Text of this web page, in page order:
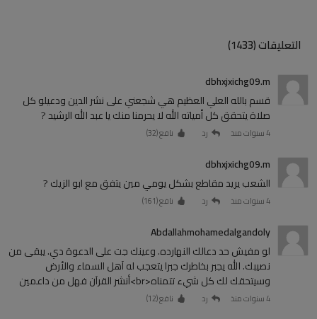
التعليقات (1433)
dbhxjxichg09.m
قسم بالله العلي العظيم هي شجعني على نشر الدين ودعيلو كل
صلاة يتحقق كل أمياته الله لا يحرمنا منك يا عبد الله الرشيد ?
4 سنوات منذ رد نافع (32
)
dbhxjxichg09.m
الشعب يريد مقاطع بشكل يومي مين يتفق مع ابو الزيك ?
4 سنوات منذ رد نافع (161
)
Abdallahmohamedalgandoly
لو مفيش حد دعالك النهارده. وعينك جت على الدعوة دي. يبقى من
نصيبك. الله يجبر بخاطرك جبرا يتعجب له آهل السماء والأرض
وسيتحقك لك كل شيء تتمناه<br>أنشر القرآن فهل من داعمين
4 سنوات منذ رد نافع (12
)